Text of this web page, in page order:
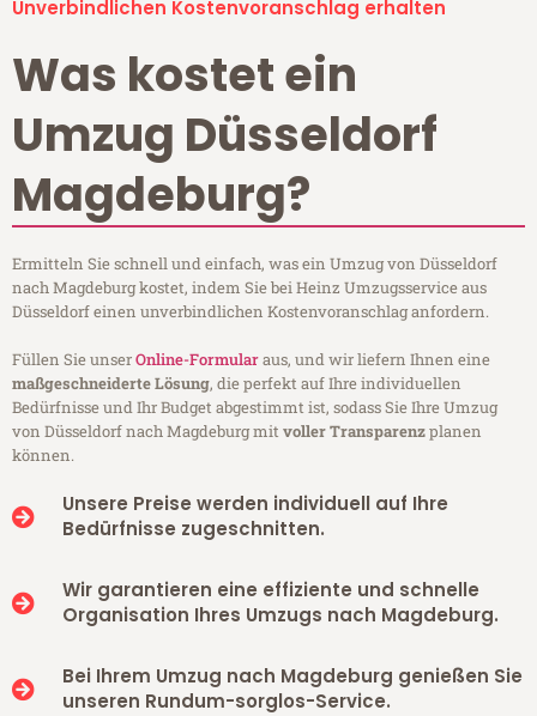
Unverbindlichen Kostenvoranschlag erhalten
Was kostet ein
Umzug Düsseldorf
Magdeburg?
Ermitteln Sie schnell und einfach, was ein Umzug von Düsseldorf
nach Magdeburg kostet, indem Sie bei Heinz Umzugsservice aus
Düsseldorf einen unverbindlichen Kostenvoranschlag anfordern.
Füllen Sie unserOnline-Formularaus, und wir liefern Ihnen eine
maßgeschneiderte Lösung, die perfekt auf Ihre individuellen
Bedürfnisse und Ihr Budget abgestimmt ist, sodass Sie Ihre Umzug
von Düsseldorf nach Magdeburg mitvoller Transparenzplanen
können.
Unsere Preise werden individuell auf Ihre
Bedürfnisse zugeschnitten.
Wir garantieren eine effiziente und schnelle
Organisation Ihres Umzugs nach Magdeburg.
Bei Ihrem Umzug nach Magdeburg genießen Sie
unseren Rundum-sorglos-Service.